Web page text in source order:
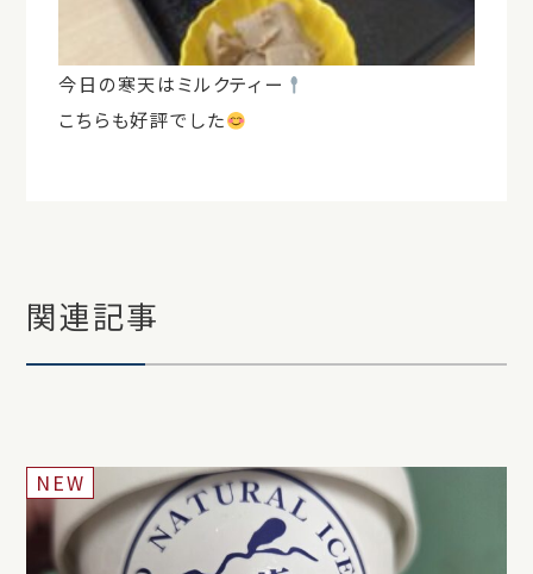
今日の寒天はミルクティー
こちらも好評でした
関連記事
NEW